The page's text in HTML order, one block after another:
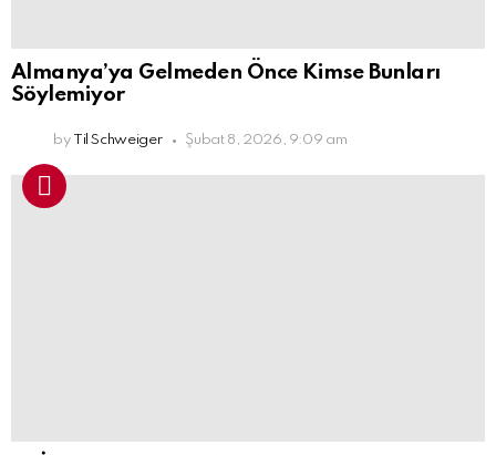
Almanya’ya Gelmeden Önce Kimse Bunları
Söylemiyor
by Til Schweiger Şubat 8, 2026, 9:09 am